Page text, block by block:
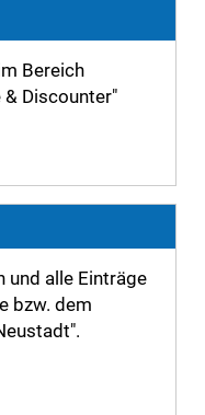
Bereich
Discounter"
und alle Einträge
bzw. dem